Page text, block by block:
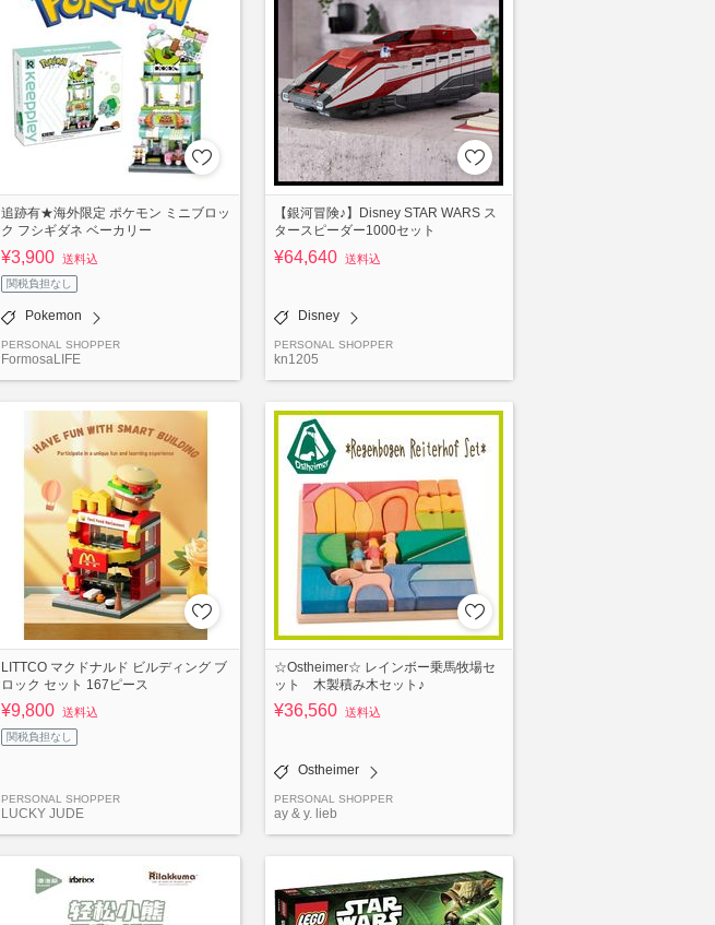
追跡有★海外限定 ポケモン ミニブロッ
ク フシギダネ ベーカリー
¥3,900 送料込
関税負担なし
Pokemon
PERSONAL SHOPPER
FormosaLIFE
【銀河冒険♪】Disney STAR WARS ス
タースピーダー1000セット
¥64,640 送料込
Disney
PERSONAL SHOPPER
kn1205
LITTCO マクドナルド ビルディング ブ
ロック セット 167ピース
¥9,800 送料込
関税負担なし
PERSONAL SHOPPER
LUCKY JUDE
☆Ostheimer☆ レインボー乗馬牧場セ
ット 木製積み木セット♪
¥36,560 送料込
Ostheimer
PERSONAL SHOPPER
ay & y. lieb